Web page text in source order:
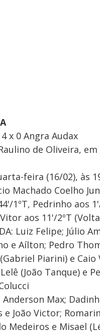
x 0 Angra Audax
de Oliveira,
feira (16/02), às
Machado Coelho
1ºT, Pedrinho aos
aos 11'/2ºT
Luiz Felipe; Júlio
e Aílton; Pedro
Piarini) e Caio
(João Tanque) e
Anderson Max;
e João Victor;
Medeiros e Misael